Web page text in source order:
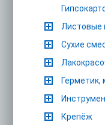
Листовые
Сухие
Крепёж